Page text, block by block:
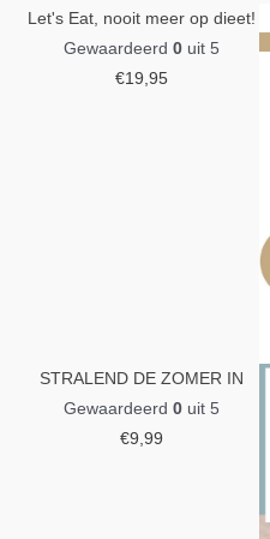
Let's Eat, nooit meer op dieet!
Gewaardeerd 0 uit 5
€19,95
STRALEND DE ZOMER IN
Gewaardeerd 0 uit 5
€9,99